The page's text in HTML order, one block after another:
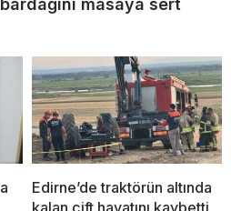
masaya sert
Edirne’de traktörün altında
kalan çift hayatını kaybetti